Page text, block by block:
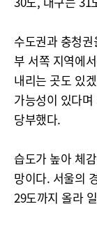
수도권과 충청
부 서쪽 지역에
내리는 곳도 있
가능성이 있다
당부했다.
습도가 높아 체
망이다. 서울의
29도까지 올라